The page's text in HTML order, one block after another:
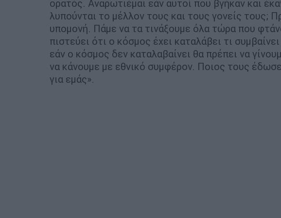
ορατός. Αναρωτιέμαι εάν αυτοί που βγήκαν και
λυπούνται το μέλλον τους και τους γονείς τους;
υπομονή. Πάμε να τα τινάξουμε όλα τώρα που
πιστεύει ότι ο κόσμος έχει καταλάβει τι
εάν ο κόσμος δεν καταλαβαίνει θα πρέπει να
να κάνουμε με εθνικό συμφέρον. Ποιος τους
για εμάς».